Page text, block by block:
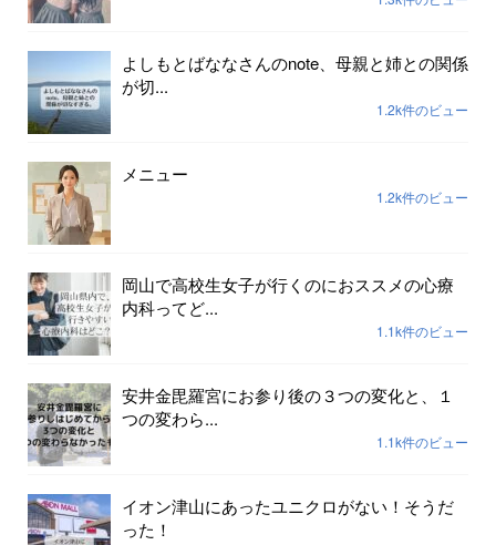
よしもとばななさんのnote、母親と姉との関係
が切...
1.2k件のビュー
メニュー
1.2k件のビュー
岡山で高校生女子が行くのにおススメの心療
内科ってど...
1.1k件のビュー
安井金毘羅宮にお参り後の３つの変化と、１
つの変わら...
1.1k件のビュー
イオン津山にあったユニクロがない！そうだ
った！